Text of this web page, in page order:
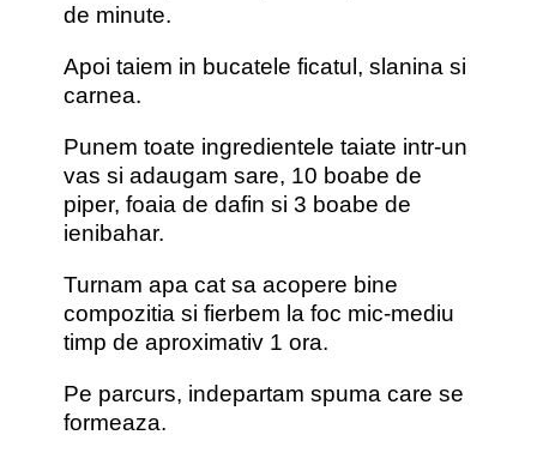
de minute.
Apoi taiem in bucatele ficatul, slanina si
carnea.
Punem toate ingredientele taiate intr-un
vas si adaugam sare, 10 boabe de
piper, foaia de dafin si 3 boabe de
ienibahar.
Turnam apa cat sa acopere bine
compozitia si fierbem la foc mic-mediu
timp de aproximativ 1 ora.
Pe parcurs, indepartam spuma care se
formeaza.